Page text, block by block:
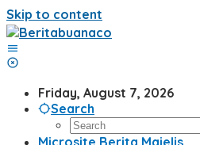
Skip to content
Friday, August 7, 2026
Search
Microsite Berita Majelis